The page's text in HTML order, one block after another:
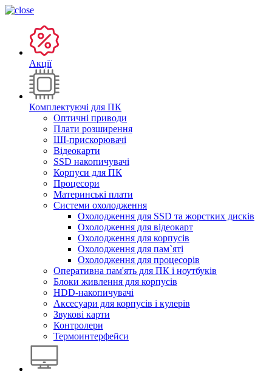
Акції
Комплектуючі для ПК
Оптичні приводи
Плати розширення
ШІ-прискорювачі
Відеокарти
SSD накопичувачі
Корпуси для ПК
Процесори
Материнські плати
Системи охолодження
Охолодження для SSD та жорстких дисків
Охолодження для відеокарт
Охолодження для корпусів
Охолодження для пам`яті
Охолодження для процесорів
Оперативна пам'ять для ПК і ноутбуків
Блоки живлення для корпусів
HDD-накопичувачі
Аксесуари для корпусів і кулерів
Звукові карти
Контролери
Термоинтерфейси